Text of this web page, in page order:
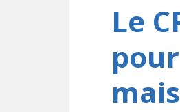
Le